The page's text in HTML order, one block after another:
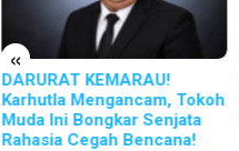
«
DARURAT KEMARAU!
Karhutla Mengancam, Tokoh
Muda Ini Bongkar Senjata
Rahasia Cegah Bencana!